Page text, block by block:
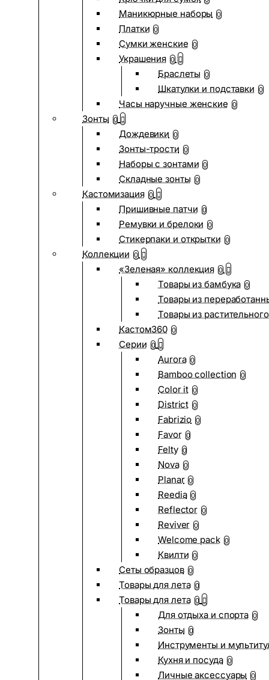
Маникюрные наборы 0
Платки 0
Сумки женские 0
Украшения 0
Браслеты 0
Шкатулки и подставки 0
Часы наручные женские 0
Зонты 0
Дождевики 0
Зонты-трости 0
Наборы с зонтами 0
Складные зонты 0
Кастомизация 0
Пришивные патчи 0
Ремувки и брелоки 0
Стикерпаки и открытки 0
Коллекции 0
«Зеленая» коллекция 0
Товары из бамбука 0
Товары из
Товары из
Кастом360 0
Серии 0
Aurora 0
Bamboo collection 0
Color it 0
District 0
Fabrizio 0
Favor 0
Felty 0
Nova 0
Planar 0
Reedia 0
Reflector 0
Reviver 0
Welcome pack 0
Квилти 0
Сеты образцов 0
Товары для лета 0
Товары для лета 0
Для отдыха и спорта 0
Зонты 0
Инструменты и
Кухня и посуда 0
Личные аксессуары 0